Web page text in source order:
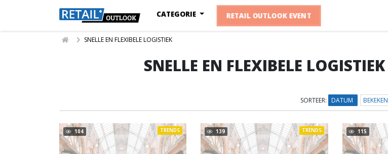
CATEGORIE RETAIL OUTLOOK EVENT
SNELLE EN FLEXIBELE LOGISTIEK
SNELLE EN FLEXIBELE LOGISTIEK
SORTEER: DATUM BEKEKEN
104 TRENDS 139 TRENDS 115